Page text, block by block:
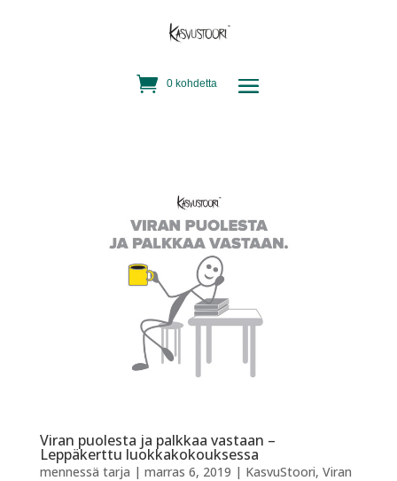
0 kohdetta
Viran puolesta ja palkkaa vastaan –
Leppäkerttu luokkakokouksessa
mennessä tarja | marras 6, 2019 | KasvuStoori, Viran